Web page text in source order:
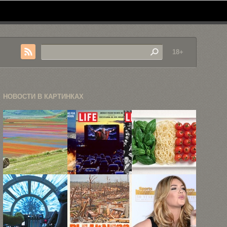
18+
НОВОСТИ В КАРТИНКАХ
Буйство
красок во
время
ежегодного
...
«Уолтер
Митти» и
другие
обложки ...
Съедобные
флаги 18
стран мира